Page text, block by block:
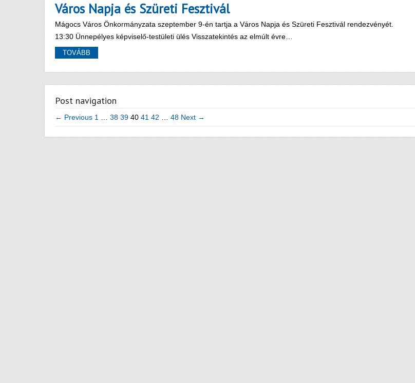
Város Napja és Szüreti Fesztivál
Mágocs Város Önkormányzata szeptember 9-én tartja a Város Napja és Szüreti Fesztivál rendezvényét.
13:30 Ünnepélyes képviselő-testületi ülés Visszatekintés az elmúlt évre…
TOVÁBB
Post navigation
← Previous 1 38 39 40 41 42 48 Next →